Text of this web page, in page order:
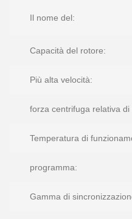
Il nome del:
Capacità del rotore:
Più alta velocità:
forza centrifuga relativa di
Temperatura di
programma:
Gamma di